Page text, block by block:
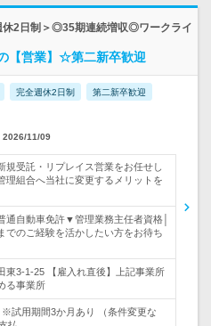
休2日制＞◎35期連続増収◎ワークライ
【営業】☆第二新卒歓迎
完全週休2日制 第二新卒歓迎
2026/11/09
受託・リプレイス営業をお任せし
理組合へ当社に変更するメリットを
自動車免許▼管理業務主任者資格│
のご経験を活かしたい方をお待ち
東3-1-25 【雇入れ直後】上記事業所
る事業所
試用期間3か月あり （条件変更な